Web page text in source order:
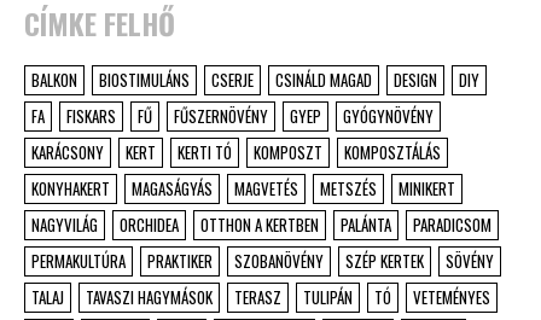
CÍMKE FELHŐ
BALKON BIOSTIMULÁNS CSERJE CSINÁLD MAGAD DESIGN
DIY
FA
FISKARS FŰ FŰSZERNÖVÉNY GYEP
GYÓGYNÖVÉNY
KARÁCSONY
KERT KERTI TÓ KOMPOSZT
KOMPOSZTÁLÁS
KONYHAKERT
MAGASÁGYÁS MAGVETÉS METSZÉS
MINIKERT
NAGYVILÁG
ORCHIDEA OTTHON A KERTBEN PALÁNTA
PARADICSOM
PERMAKULTÚRA
PRAKTIKER SZOBANÖVÉNY SZÉP KERTEK
SÖVÉNY
TALAJ
TAVASZI HAGYMÁSOK TERASZ TULIPÁN TÓ
VETEMÉNYES